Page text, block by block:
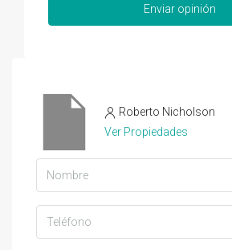
Enviar opinión
Roberto Nicholson
Ver Propiedades